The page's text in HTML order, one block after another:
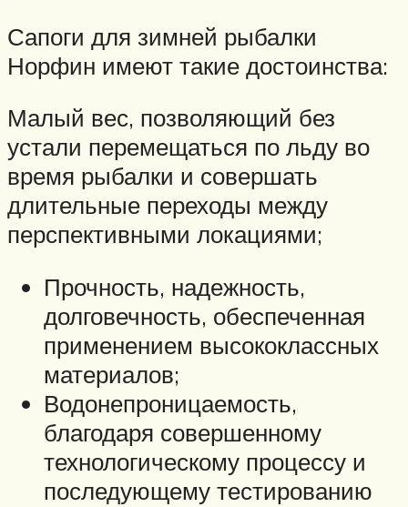
Сапоги для зимней рыбалки
Норфин имеют такие достоинства:
Малый вес, позволяющий без
устали перемещаться по льду во
время рыбалки и совершать
длительные переходы между
перспективными локациями;
Прочность, надежность,
долговечность, обеспеченная
применением высококлассных
материалов;
Водонепроницаемость,
благодаря совершенному
технологическому процессу и
последующему тестированию